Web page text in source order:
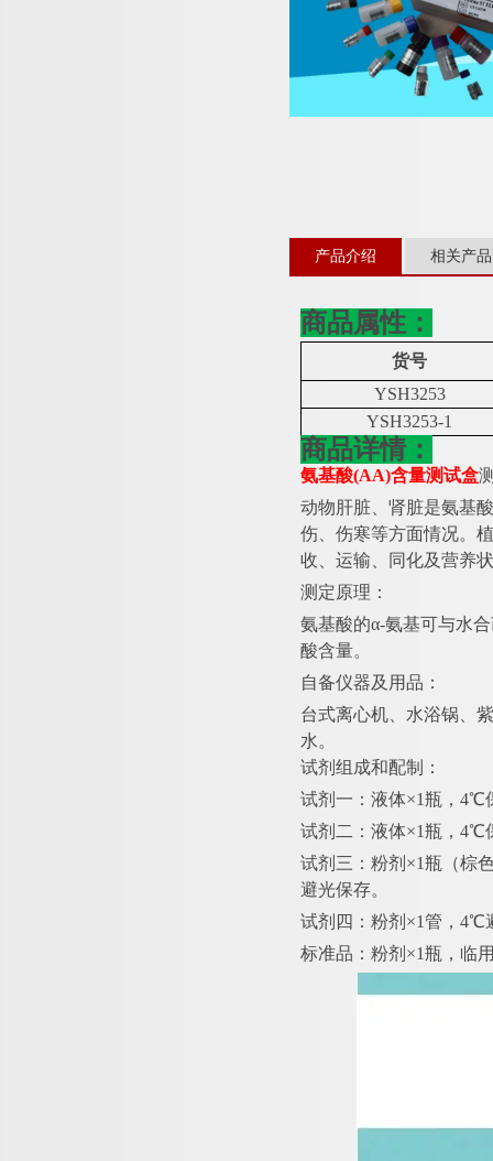
产品介绍 相关产品
商品属性：
货号
YSH3253
YSH3253-1
商品详情：
氨基酸(AA)含量测试盒
动物肝脏、肾脏是氨基
伤、伤寒等方面情况。
收、运输、同化及营养
测定原理：
氨基酸的α-氨基可与水
酸含量。
自备仪器及用品：
台式离心机、水浴锅、
水。
试剂组成和配制：
试剂一：液体×1瓶，4℃
试剂二：液体×1瓶，4℃
试剂三：粉剂 ×1瓶（棕
避光保存。
试剂四：粉剂 ×1管，4℃
标准品：粉剂 ×1瓶，临